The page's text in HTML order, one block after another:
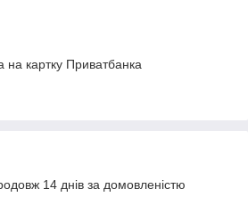
на картку Приватбанка
14 днів за домовленістю